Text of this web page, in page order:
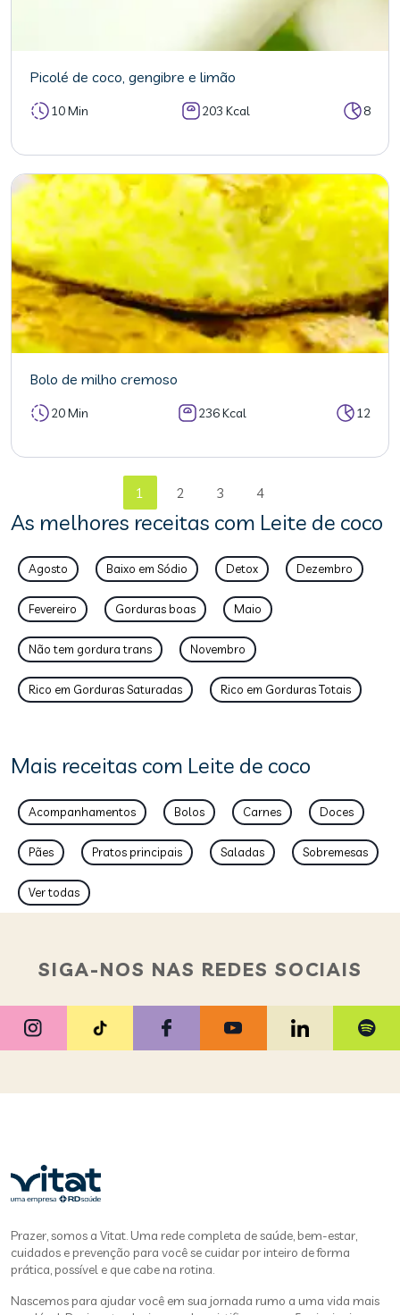
Picolé de coco, gengibre e limão
10 Min 203 Kcal 8
Bolo de milho cremoso
20 Min 236 Kcal 12
1 2 3 4
As melhores receitas com Leite de coco
Agosto Baixo em Sódio Detox Dezembro
Fevereiro Gorduras boas Maio
Não tem gordura trans Novembro
Rico em Gorduras Saturadas Rico em Gorduras Totais
Mais receitas com Leite de coco
Acompanhamentos Bolos Carnes Doces
Pães Pratos principais Saladas Sobremesas
Ver todas
SIGA-NOS NAS REDES SOCIAIS
Prazer, somos a Vitat. Uma rede completa de saúde, bem-estar,
cuidados e prevenção para você se cuidar por inteiro de forma
prática, possível e que cabe na rotina.
Nascemos para ajudar você em sua jornada rumo a uma vida mais